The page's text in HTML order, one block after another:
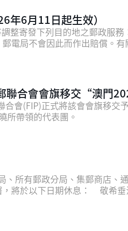
年6月11日起生效）
政服務： 受航班服務及其他外部因素影響，寄往有
電局不會因此而作出賠償。
聯合會會旗移交“澳門
合會(FIP)正式將該會會旗移
所帶領的代表團。
、所有郵政分局、集郵商店、
儲金局及電子認證服務註冊署，將於以